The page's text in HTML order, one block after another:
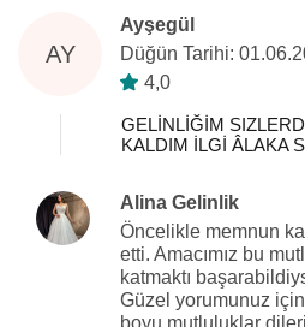
AY
Ayşegül
Düğün Tarihi:
4,0
GELİNLİĞİM
KALDIM İLGİ ÂLAKA
Alina Gelinlik
Öncelikle memnun
etti. Amacımız bu
katmaktı
Güzel yorumunuz
boyu mutluluklar